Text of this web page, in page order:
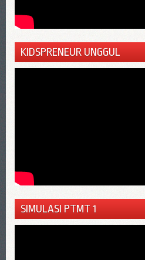
KIDSPRENEUR UNGGUL
SIMULASI PTMT 1